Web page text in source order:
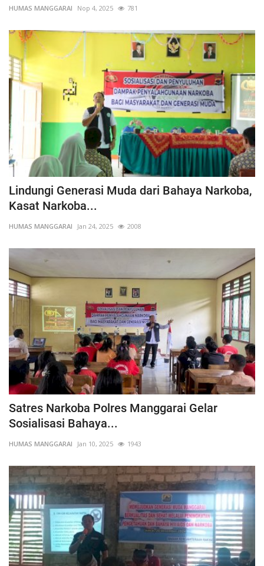
HUMAS MANGGARAI Nop 4, 2025 781
Lindungi Generasi Muda dari Bahaya Narkoba,
Kasat Narkoba...
HUMAS MANGGARAI Jan 24, 2025 2008
Satres Narkoba Polres Manggarai Gelar
Sosialisasi Bahaya...
HUMAS MANGGARAI Jan 10, 2025 1943